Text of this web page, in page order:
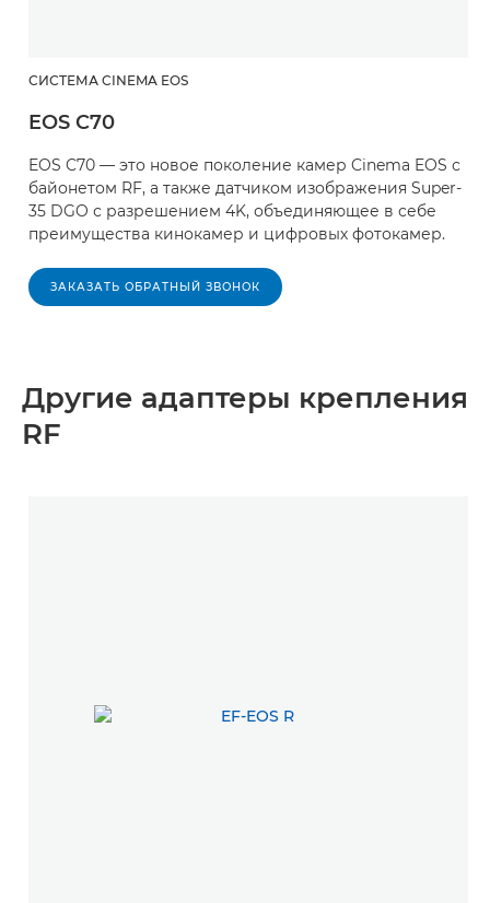
СИСТЕМА CINEMA EOS
EOS C70
EOS C70 — это новое поколение камер Cinema EOS с
байонетом RF, а также датчиком изображения Super-
35 DGO с разрешением 4K, объединяющее в себе
преимущества кинокамер и цифровых фотокамер.
ЗАКАЗАТЬ ОБРАТНЫЙ ЗВОНОК
Другие адаптеры крепления
RF